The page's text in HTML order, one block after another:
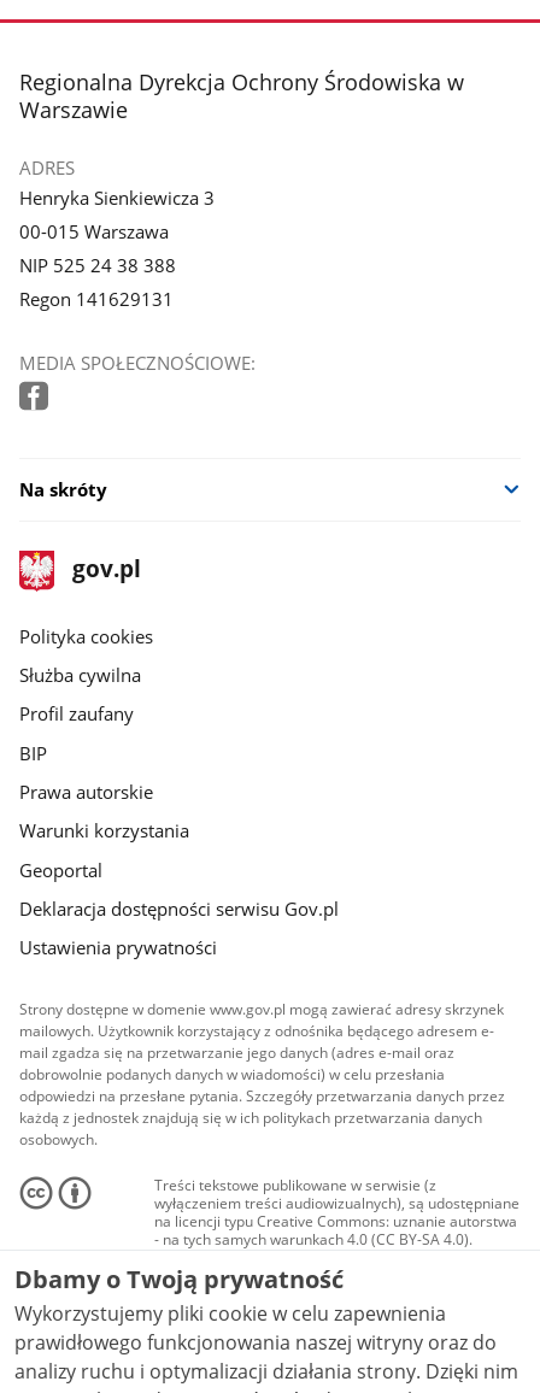
stopka
Regionalna Dyrekcja Ochrony Środowiska w
Warszawie
ADRES
Henryka Sienkiewicza 3
00-015 Warszawa
NIP 525 24 38 388
Regon 141629131
MEDIA SPOŁECZNOŚCIOWE:
Na skróty
stopka
gov.pl
Strona
gov.pl
gov.pl
Polityka cookies
Służba cywilna
Profil zaufany
BIP
Prawa autorskie
Warunki korzystania
Geoportal
Deklaracja dostępności serwisu Gov.pl
Ustawienia prywatności
Strony dostępne w domenie www.gov.pl mogą zawierać adresy skrzynek
mailowych. Użytkownik korzystający z odnośnika będącego adresem e-
mail zgadza się na przetwarzanie jego danych (adres e-mail oraz
dobrowolnie podanych danych w wiadomości) w celu przesłania
odpowiedzi na przesłane pytania. Szczegóły przetwarzania danych przez
każdą z jednostek znajdują się w ich politykach przetwarzania danych
osobowych.
Treści tekstowe publikowane w serwisie (z
wyłączeniem treści audiowizualnych), są udostępniane
na licencji typu Creative Commons: uznanie autorstwa
- na tych samych warunkach 4.0 (CC BY-SA 4.0).
Materiały audiowizualne, w tym zdjęcia, materiały
audio i wideo, są udostępniane na licencji typu
Creative Commons: uznanie autorstwa użycie
niekomercyjne - bez utworów zależnych 4.0 (CC BY-
NC-ND 4.0), o ile nie jest to stwierdzone inaczej.
Dbamy o Twoją prywatność
Wykorzystujemy pliki cookie w celu zapewnienia
prawidłowego funkcjonowania naszej witryny oraz do
analizy ruchu i optymalizacji działania strony. Dzięki nim